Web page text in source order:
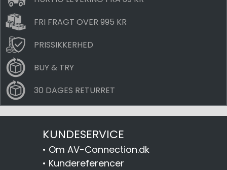
FRI FRAGT OVER 995 KR
PRISSIKKERHED
BUY & TRY
30 DAGES RETURRET
KUNDESERVICE
• Om AV-Connection.dk
• Kundereferencer